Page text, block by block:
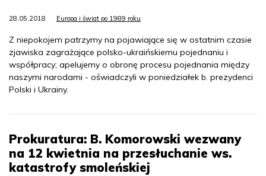
28.05.2018 Europa i świat po 1989 roku
Z niepokojem patrzymy na pojawiające się w ostatnim czasie
zjawiska zagrażające polsko-ukraińskiemu pojednaniu i
współpracy; apelujemy o obronę procesu pojednania między
naszymi narodami - oświadczyli w poniedziałek b. prezydenci
Polski i Ukrainy.
Prokuratura: B. Komorowski wezwany
na 12 kwietnia na przesłuchanie ws.
katastrofy smoleńskiej